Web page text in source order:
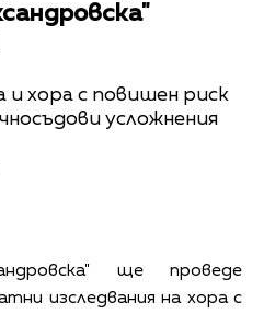
хора с повишен риск
усложнения
ще проведе
изследвания на хора с